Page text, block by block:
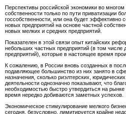
Перспективы российской экономики во
собственности только по пути приватизации
госсобственности, или она будет эффективно
новых предприятий на основе частной
новых мелких и средних предприятий.
Показателен в этой связи опыт китайских
небольших частных предприятий (в том числе
предприятий), которые в настоящее время
К сожалению, в России вновь созданных в
подавляющее большинство из них занято в
назначения, сколько риэлтерских,
деятельности однозначно показывают, что
необходимостью быстро утвердиться на рынке
время нередко добиваются заметных успехов.
Экономическое стимулирование мелкого
сегодня, безусловно, лимитируется крайне